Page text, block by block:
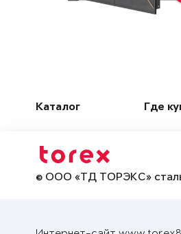
Каталог Где
© ООО «ТД ТОРЭКС»